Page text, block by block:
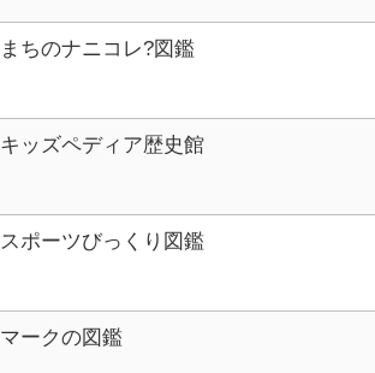
まちのナニコレ?図鑑
キッズペディア歴史館
スポーツびっくり図鑑
マークの図鑑